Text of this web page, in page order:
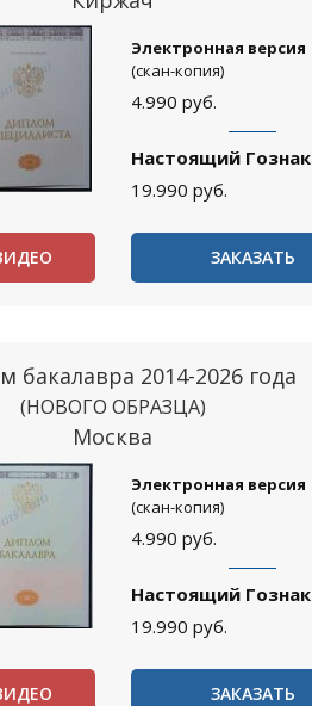
Электронная версия
(скан-копия)
4.990 руб.
Настоящий Гознак
19.990 руб.
ЗАКАЗАТЬ
бакалавра 2014-2026 года
(НОВОГО ОБРАЗЦА)
Москва
Электронная версия
(скан-копия)
4.990 руб.
Настоящий Гознак
19.990 руб.
ЗАКАЗАТЬ